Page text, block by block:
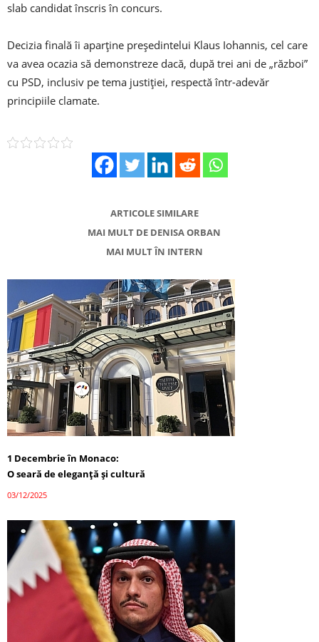
slab candidat înscris în concurs.
Decizia finală îi aparţine preşedintelui Klaus Iohannis, cel care
va avea ocazia să demonstreze dacă, după trei ani de „război”
cu PSD, inclusiv pe tema justiţiei, respectă într-adevăr
principiile clamate.
ARTICOLE SIMILARE
MAI MULT DE DENISA ORBAN
MAI MULT ÎN INTERN
1 Decembrie în Monaco:
O seară de eleganță și cultură
03/12/2025